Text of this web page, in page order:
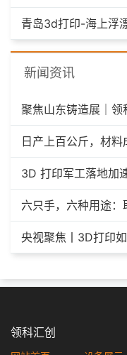
青岛3d打印-海上浮
新闻资讯
央视聚焦丨3D打印
领科汇创